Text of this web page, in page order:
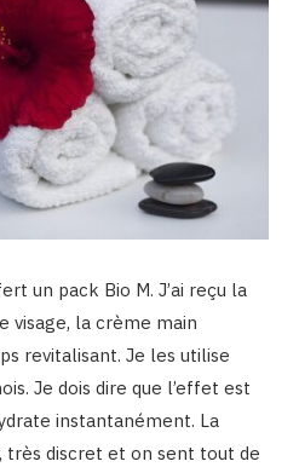
un pack Bio M. J’ai reçu la
visage, la crème main
revitalisant. Je les utilise
Je dois dire que l’effet est
instantanément. La
très discret et on sent tout de